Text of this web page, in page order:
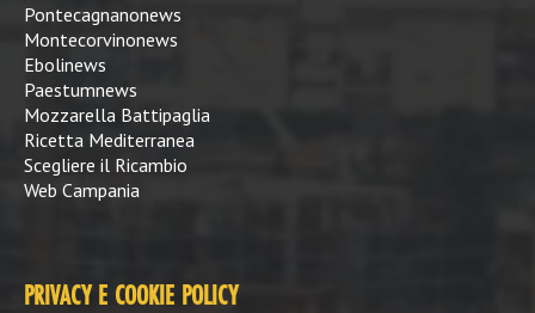
Pontecagnanonews
Montecorvinonews
Ebolinews
Paestumnews
Mozzarella Battipaglia
Ricetta Mediterranea
Scegliere il Ricambio
Web Campania
PRIVACY E COOKIE POLICY